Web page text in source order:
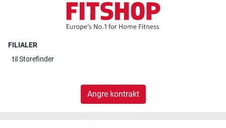
FILIALER
tilStorefinder
Angre kontrakt